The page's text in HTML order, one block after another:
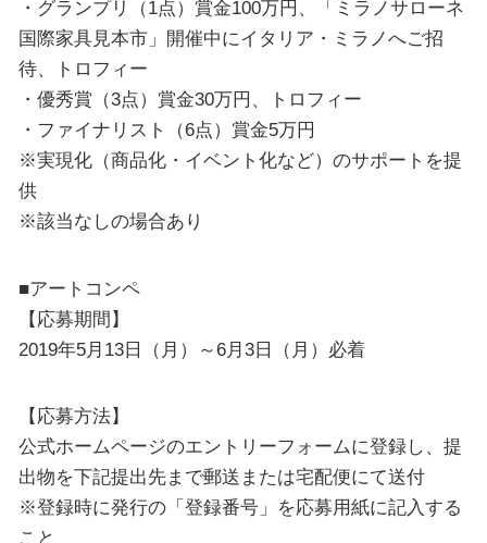
・グランプリ（1点）賞金100万円、「ミラノサローネ
国際家具見本市」開催中にイタリア・ミラノへご招
待、トロフィー
・優秀賞（3点）賞金30万円、トロフィー
・ファイナリスト（6点）賞金5万円
※実現化（商品化・イベント化など）のサポートを提
供
※該当なしの場合あり
■アートコンペ
【応募期間】
2019年5月13日（月）～6月3日（月）必着
【応募方法】
公式ホームページのエントリーフォームに登録し、提
出物を下記提出先まで郵送または宅配便にて送付
※登録時に発行の「登録番号」を応募用紙に記入する
こと